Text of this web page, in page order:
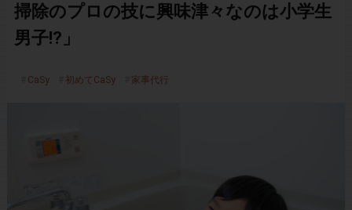
掃除のプロの技に興味津々なのは小学生
男子!?」
CaSy 初めてCaSy 家事代行